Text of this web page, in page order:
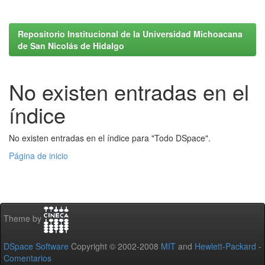
Repositorio Institucional de la Universidad Michoacana
de San Nicolás de Hidalgo
No existen entradas en el
índice
No existen entradas en el índice para "Todo DSpace".
Página de inicio
Theme by
DSpace Software Copyright © 2002-2008 MIT and Hewlett-Packard -
Comentarios